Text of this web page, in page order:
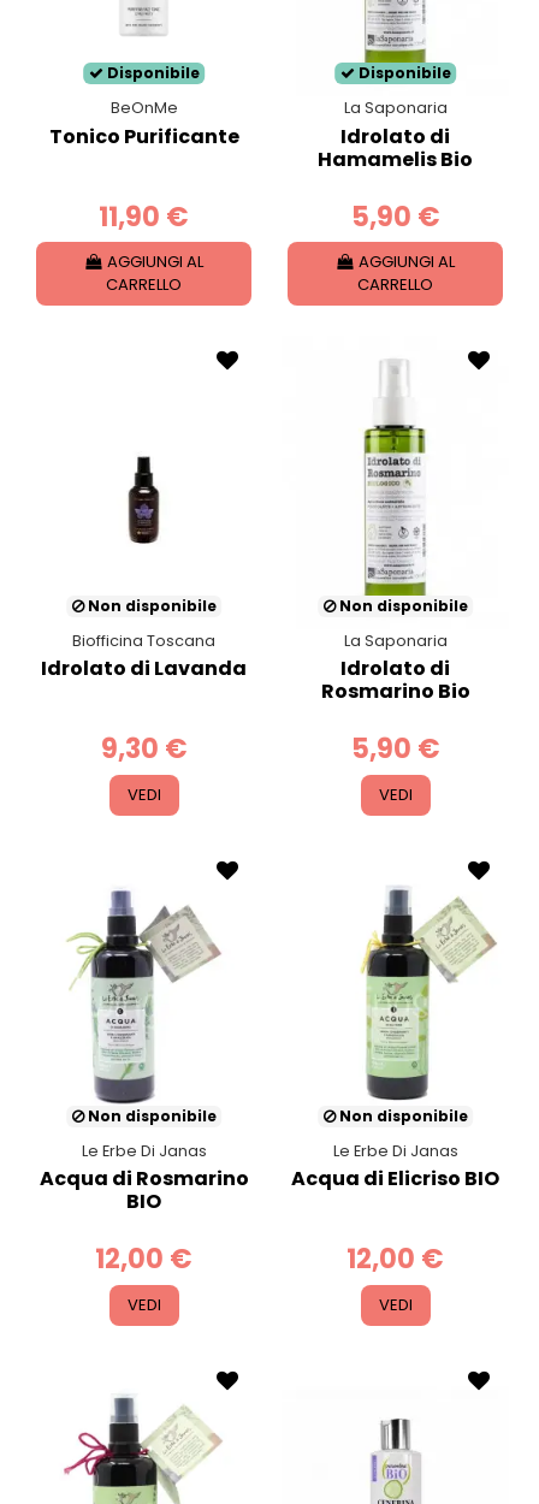
Disponibile
BeOnMe
Tonico Purificante
11,90 €
AGGIUNGI AL
CARRELLO
Disponibile
La Saponaria
Idrolato di
Hamamelis Bio
5,90 €
AGGIUNGI AL
CARRELLO
Non disponibile
Biofficina Toscana
Idrolato di Lavanda
9,30 €
VEDI
Non disponibile
La Saponaria
Idrolato di
Rosmarino Bio
5,90 €
VEDI
Non disponibile
Le Erbe Di Janas
Acqua di Rosmarino
BIO
12,00 €
VEDI
Non disponibile
Le Erbe Di Janas
Acqua di Elicriso BIO
12,00 €
VEDI